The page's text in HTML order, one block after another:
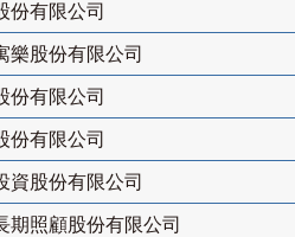
份有限公司
樂股份有限公司
份有限公司
份有限公司
資股份有限公司
期照顧股份有限公司